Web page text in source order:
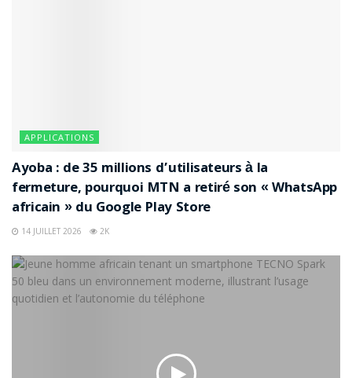
APPLICATIONS
Ayoba : de 35 millions d’utilisateurs à la
fermeture, pourquoi MTN a retiré son « WhatsApp
africain » du Google Play Store
14 JUILLET 2026 2K